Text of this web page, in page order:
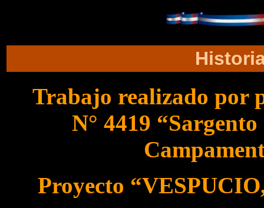
Trabajo realizado por
N° 4419
Proyecto